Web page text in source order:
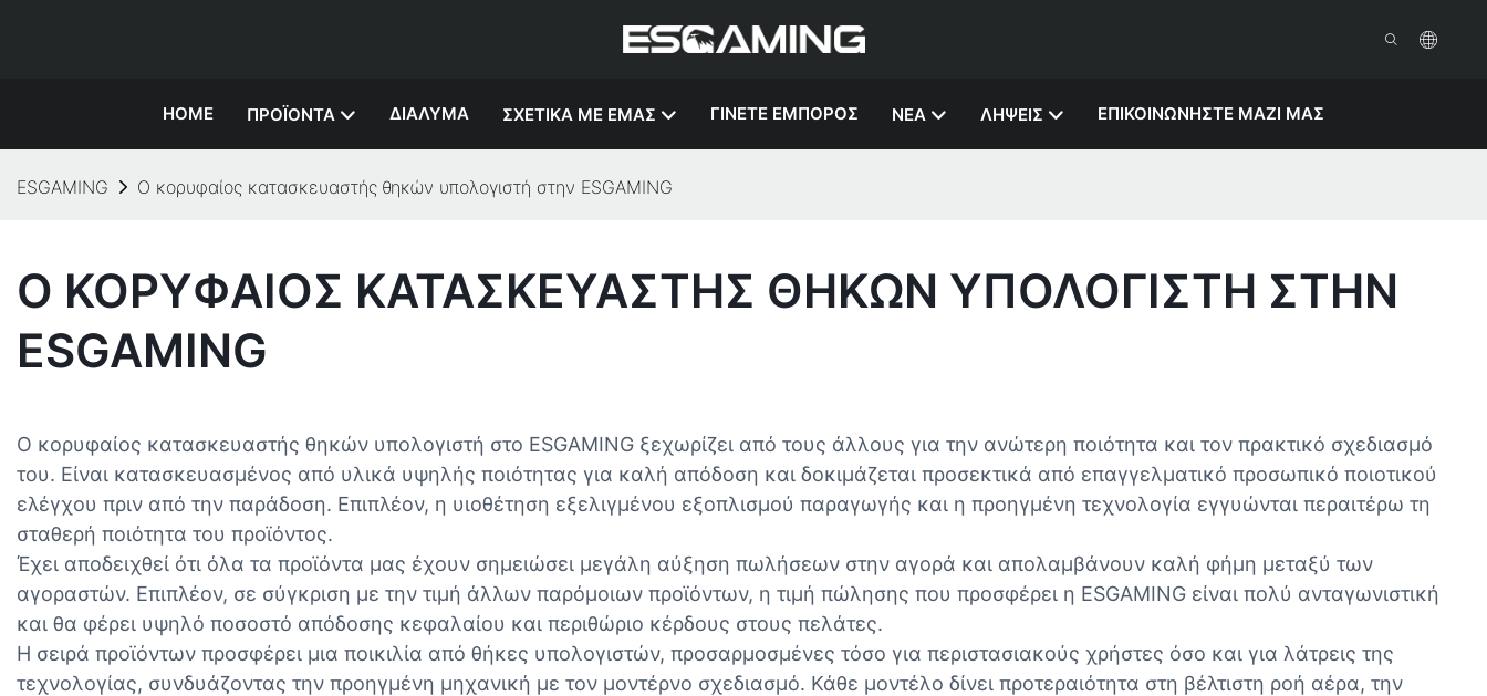
HOME ΠΡΟΪΌΝΤΑ ΔΙΆΛΥΜΑ ΣΧΕΤΙΚΆ ΜΕ ΕΜΆΣ ΓΊΝΕΤΕ ΈΜΠΟΡΟΣ ΝΈΑ ΛΗΨΕΙΣ ΕΠΙΚΟΙΝΩΝΉΣΤΕ ΜΑΖΊ ΜΑΣ
ESGAMING Ο κορυφαίος κατασκευαστής θηκών υπολογιστή στην ESGAMING
Ο ΚΟΡΥΦΑΊΟΣ ΚΑΤΑΣΚΕΥΑΣΤΉΣ ΘΗΚΏΝ ΥΠΟΛΟΓΙΣΤΉ ΣΤΗΝ
ESGAMING
Ο κορυφαίος κατασκευαστής θηκών υπολογιστή στο ESGAMING ξεχωρίζει από τους άλλους για την ανώτερη ποιότητα και τον πρακτικό σχεδιασμό
του. Είναι κατασκευασμένος από υλικά υψηλής ποιότητας για καλή απόδοση και δοκιμάζεται προσεκτικά από επαγγελματικό προσωπικό ποιοτικού
ελέγχου πριν από την παράδοση. Επιπλέον, η υιοθέτηση εξελιγμένου εξοπλισμού παραγωγής και η προηγμένη τεχνολογία εγγυώνται περαιτέρω τη
σταθερή ποιότητα του προϊόντος.
Έχει αποδειχθεί ότι όλα τα προϊόντα μας έχουν σημειώσει μεγάλη αύξηση πωλήσεων στην αγορά και απολαμβάνουν καλή φήμη μεταξύ των
αγοραστών. Επιπλέον, σε σύγκριση με την τιμή άλλων παρόμοιων προϊόντων, η τιμή πώλησης που προσφέρει η ESGAMING είναι πολύ ανταγωνιστική
και θα φέρει υψηλό ποσοστό απόδοσης κεφαλαίου και περιθώριο κέρδους στους πελάτες.
Η σειρά προϊόντων προσφέρει μια ποικιλία από θήκες υπολογιστών, προσαρμοσμένες τόσο για περιστασιακούς χρήστες όσο και για λάτρεις της
τεχνολογίας, συνδυάζοντας την προηγμένη μηχανική με τον μοντέρνο σχεδιασμό. Κάθε μοντέλο δίνει προτεραιότητα στη βέλτιστη ροή αέρα, την